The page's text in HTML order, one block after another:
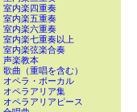
室内楽四重奏
室内楽五重奏
室内楽六重奏
室内楽七重奏以上
室内楽弦楽合奏
声楽教本
歌曲（重唱を含む）
オペラ・ボーカル
オペラアリア集
オペラアリアピース